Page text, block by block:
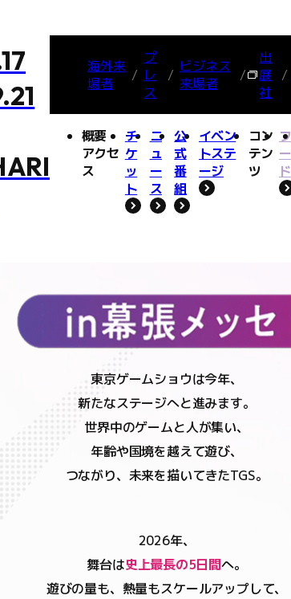
海外来
場者
プ
レ
ス
ビジネス
来場者
出
展
社
概要・
アクセ
ス
チ
ケ
ッ
ト
ニ
ュ
ー
ス
公
式
番
組
イベン
トステ
ージ
コン
テン
ツ
フ
ー
ド
東京ゲームショウは今年、
新たなステージへと進みます。
世界中のゲームと人が集い、
年齢や国境を越えて遊び、
つながり、未来を描いてきたTGS。
2026年、
舞台は史上最長の5日間へ。
遊びの量も、熱量もスケールアップして、